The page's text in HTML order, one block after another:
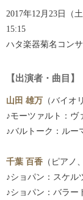
2017年12月23日（土
15:15
ハタ楽器菊名コン
【出演者・曲目】
山田 雄万 （バイオ
♪モーツァルト：
♪バルトーク：ル
千葉 百香 （ピアノ
♪ショパン：スケル
♪ショパン：バラ